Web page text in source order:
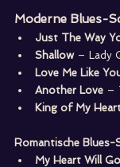
Moderne Blues-
Just The Way
Shallow – Lady
Love Me Like
Another Love –
King of My
Romantische Blues-
My Heart Will